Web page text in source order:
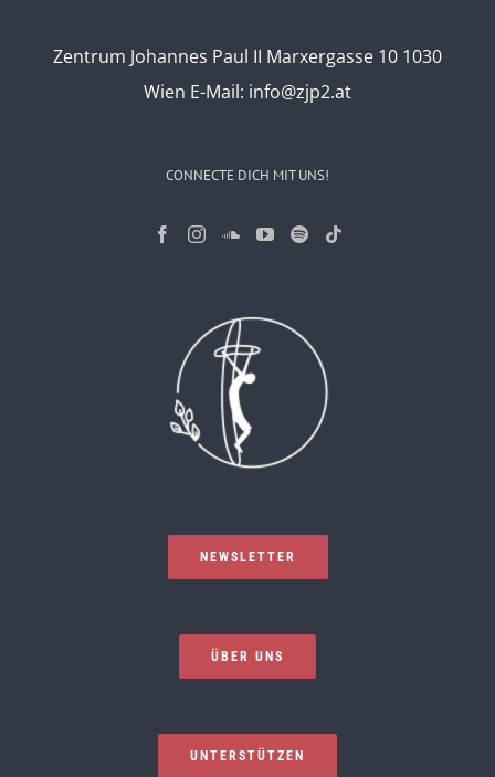
Zentrum Johannes Paul II Marxergasse 10 1030
Wien E-Mail: info@zjp2.at
CONNECTE DICH MIT UNS!
NEWSLETTER
ÜBER UNS
UNTERSTÜTZEN